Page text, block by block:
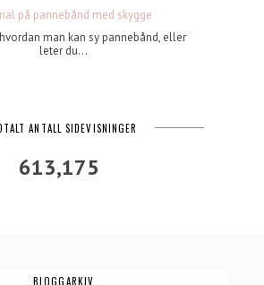
på pannebånd med skygge
man kan sy pannebånd, eller
leter du...
ANTALL SIDEVISNINGER
613,175
BLOGGARKIV